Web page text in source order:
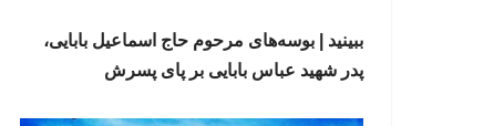
ببینید | بوسه‌های مرحوم حاج اسماعیل بابایی،
پدر شهید عباس بابایی بر پای پسرش